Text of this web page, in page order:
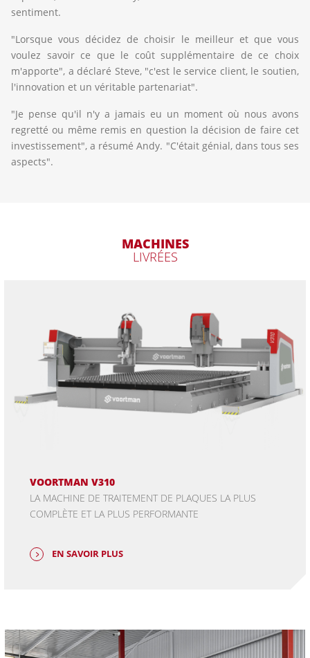
sentiment.
"Lorsque vous décidez de choisir le meilleur et que vous
voulez savoir ce que le coût supplémentaire de ce choix
m'apporte", a déclaré Steve, "c'est le service client, le soutien,
l'innovation et un véritable partenariat".
"Je pense qu'il n'y a jamais eu un moment où nous avons
regretté ou même remis en question la décision de faire cet
investissement", a résumé Andy. "C'était génial, dans tous ses
aspects".
MACHINES
LIVRÉES
VOORTMAN V310
LA MACHINE DE TRAITEMENT DE PLAQUES LA PLUS
COMPLÈTE ET LA PLUS PERFORMANTE
EN SAVOIR PLUS